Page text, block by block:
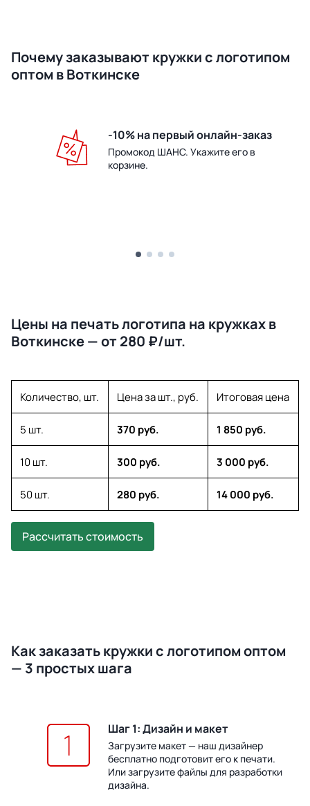
Почему заказывают кружки с логотипом
оптом в Воткинске
-10% на первый онлайн-заказ
Промокод ШАНС. Укажите его в
корзине.
Цены на печать логотипа на кружках в
Воткинске — от 280 ₽/шт.
Количество, шт. Цена за шт., руб. Итоговая цена
5 шт. 370 руб. 1 850 руб.
10 шт. 300 руб. 3 000 руб.
50 шт. 280 руб. 14 000 руб.
Рассчитать стоимость
Как заказать кружки с логотипом оптом
— 3 простых шага
Шаг 1: Дизайн и макет
Загрузите макет — наш дизайнер
бесплатно подготовит его к печати.
Или загрузите файлы для разработки
дизайна.